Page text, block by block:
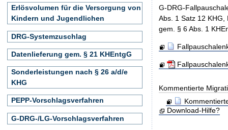
G-DRG-
Abs. 1 Satz 12
gem. § 6 Abs. 1
Kommentierte
Download-Hilfe?
Erlösvolumen für die Versorgung von
Kindern und Jugendlichen
DRG-Systemzuschlag
Datenlieferung gem. § 21 KHEntgG
Sonderleistungen nach § 26 a/d/e
KHG
PEPP-Vorschlagsverfahren
G-DRG-/LG-Vorschlagsverfahren